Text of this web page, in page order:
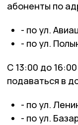
абоненты по
- по ул.
- по ул.
С 13:00 до
подаваться в
- по ул.
- по ул.